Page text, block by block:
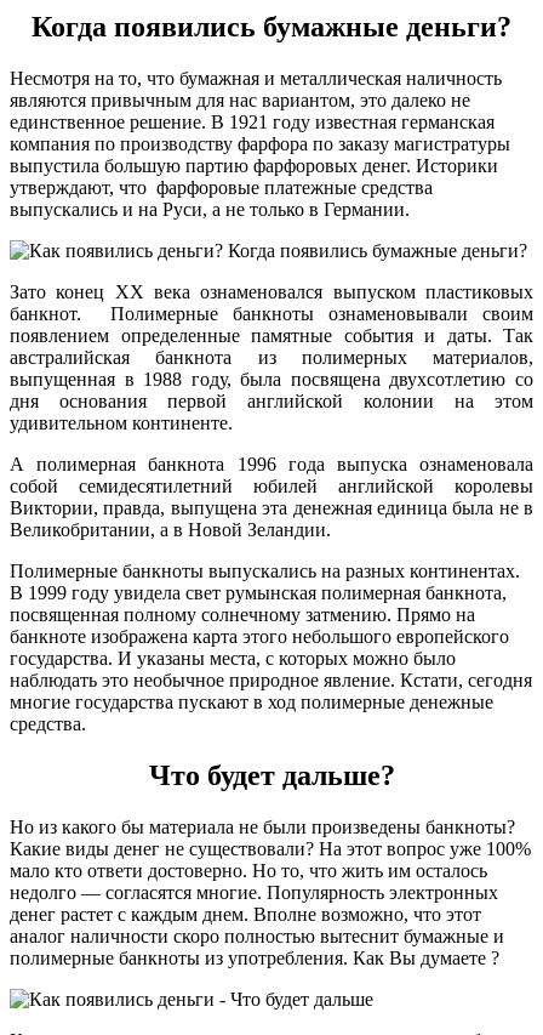
Когда появились бумажные деньги?
Несмотря на то, что бумажная и металлическая наличность
являются привычным для нас вариантом, это далеко не
единственное решение. В 1921 году известная германская
компания по производству фарфора по заказу магистратуры
выпустила большую партию фарфоровых денег. Историки
утверждают, что фарфоровые платежные средства
выпускались и на Руси, а не только в Германии.
Зато конец ХХ века ознаменовался выпуском пластиковых
банкнот. Полимерные банкноты ознаменовывали своим
появлением определенные памятные события и даты. Так
австралийская банкнота из полимерных материалов,
выпущенная в 1988 году, была посвящена двухсотлетию со
дня основания первой английской колонии на этом
удивительном континенте.
А полимерная банкнота 1996 года выпуска ознаменовала
собой семидесятилетний юбилей английской королевы
Виктории, правда, выпущена эта денежная единица была не в
Великобритании, а в Новой Зеландии.
Полимерные банкноты выпускались на разных континентах.
В 1999 году увидела свет румынская полимерная банкнота,
посвященная полному солнечному затмению. Прямо на
банкноте изображена карта этого небольшого европейского
государства. И указаны места, с которых можно было
наблюдать это необычное природное явление. Кстати, сегодня
многие государства пускают в ход полимерные денежные
средства.
Что будет дальше?
Но из какого бы материала не были произведены банкноты?
Какие виды денег не существовали? На этот вопрос уже 100%
мало кто ответи достоверно. Но то, что жить им осталось
недолго — согласятся многие. Популярность электронных
денег растет с каждым днем. Вполне возможно, что этот
аналог наличности скоро полностью вытеснит бумажные и
полимерные банкноты из употребления. Как Вы думаете ?